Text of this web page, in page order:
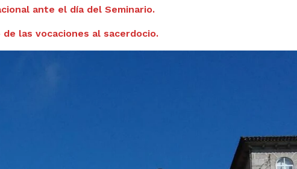
ante el día del Seminario.
las vocaciones al sacerdocio.